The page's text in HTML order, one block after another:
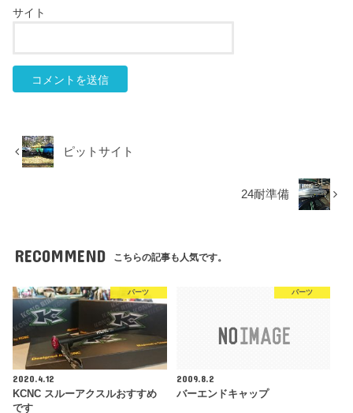
サイト
ピットサイト
24耐準備
RECOMMEND こちらの記事も人気です。
パーツ
2020.4.12
KCNC スルーアクスルおすすめ
です
パーツ
2009.8.2
バーエンドキャップ